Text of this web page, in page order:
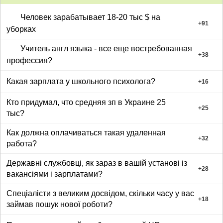
Человек зарабатывает 18-20 тыс $ на
уборках
+91
Учитель англ языка - все еще востребованная
профессия?
+38
Какая зарплата у школьного психолога? +16
Кто придумал, что средняя зп в Украине 25
тыс?
+25
Как должна оплачиваться такая удаленная
работа?
+32
Державні службовці, як зараз в вашій установі із
вакансіями і зарплатами?
+28
Спеціалісти з великим досвідом, скільки часу у вас
займав пошук нової роботи?
+18